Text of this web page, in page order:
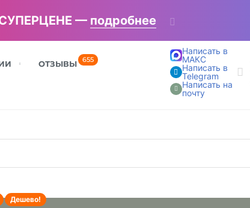
СУПЕРЦЕНЕ — подробнее
ОТЗЫВЫ 655
Написать в
МАКС
Написать в
Telegram
Написать на
почту
Дешево!